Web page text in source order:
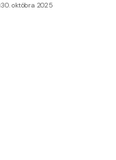
30. októbra 2025